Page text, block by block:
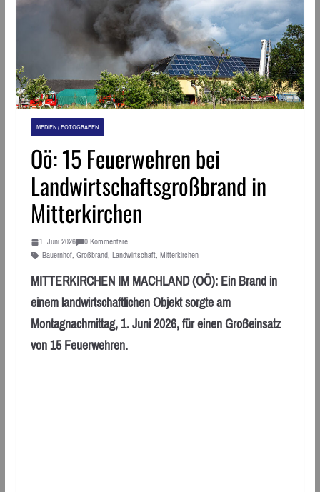
MEDIEN / FOTOGRAFEN
Oö: 15 Feuerwehren bei
Landwirtschaftsgroßbrand in
Mitterkirchen
1. Juni 2026
0 Kommentare
Bauernhof, Großbrand, Landwirtschaft, Mitterkirchen
MITTERKIRCHEN IM MACHLAND (OÖ): Ein Brand in
einem landwirtschaftlichen Objekt sorgte am
Montagnachmittag, 1. Juni 2026, für einen Großeinsatz
von 15 Feuerwehren.